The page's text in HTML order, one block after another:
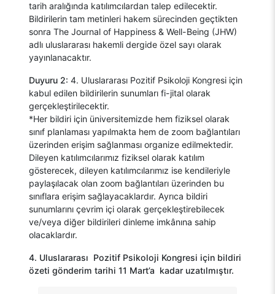
tarih aralığında katılımcılardan talep edilecektir.
Bildirilerin tam metinleri hakem sürecinden geçtikten
sonra The Journal of Happiness & Well-Being (JHW)
adlı uluslararası hakemli dergide özel sayı olarak
yayınlanacaktır.
Duyuru 2: 4. Uluslararası Pozitif Psikoloji Kongresi için
kabul edilen bildirilerin sunumları fi-jital olarak
gerçekleştirilecektir.
*Her bildiri için üniversitemizde hem fiziksel olarak
sınıf planlaması yapılmakta hem de zoom bağlantıları
üzerinden erişim sağlanması organize edilmektedir.
Dileyen katılımcılarımız fiziksel olarak katılım
gösterecek, dileyen katılımcılarımız ise kendileriyle
paylaşılacak olan zoom bağlantıları üzerinden bu
sınıflara erişim sağlayacaklardır. Ayrıca bildiri
sunumlarını çevrim içi olarak gerçekleştirebilecek
ve/veya diğer bildirileri dinleme imkânına sahip
olacaklardır.
4. Uluslararası Pozitif Psikoloji Kongresi için bildiri
özeti gönderim tarihi 11 Mart’a kadar uzatılmıştır.